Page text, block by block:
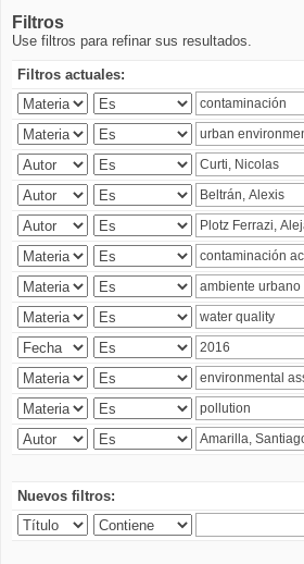
Filtros
Use filtros para refinar sus resultados.
Filtros actuales:
Nuevos filtros: